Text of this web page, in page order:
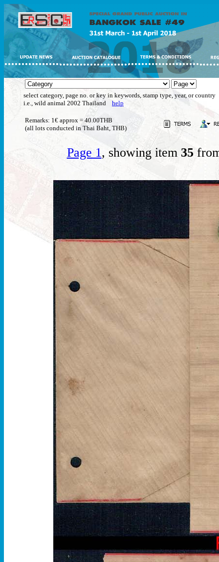
select category, page no. or key in keywords, stamp type, year, or country
i.e., wild animal 2002 Thailand help
Remarks: 1€ approx = 40.00THB
(all lots conducted in Thai Baht, THB)
Page 1, showing item 35